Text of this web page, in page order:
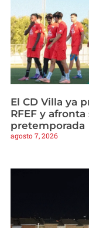
El CD Villa ya
RFEF y
pretemporada
agosto 7, 2026